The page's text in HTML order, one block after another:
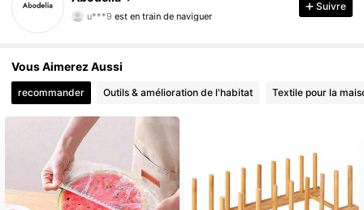
4,87
u***9 est en train de naviguer
4,87
4,87
4,87
59K Suiveurs
4,87 59K Suiveurs
4,87 59K Suiveurs
Suivre
Vous Aimerez Aussi
recommander Outils & amélioration de l'habitat Textile pour la